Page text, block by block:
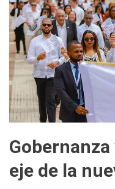
eje de la